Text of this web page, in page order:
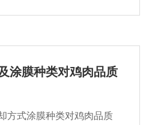
涂膜种类对鸡肉品质
方式涂膜种类对鸡肉品质